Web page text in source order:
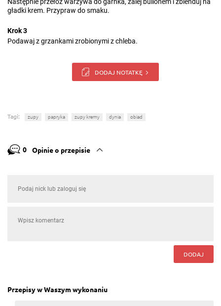
gładki krem. Przypraw do smaku.
Krok 3
Podawaj z grzankami zrobionymi z chleba.
DODAJ NOTATKĘ
Tagi: zupy papryka zupy kremy dynia obiad
0 Opinie o przepisie
DODAJ
Przepisy w Waszym wykonaniu